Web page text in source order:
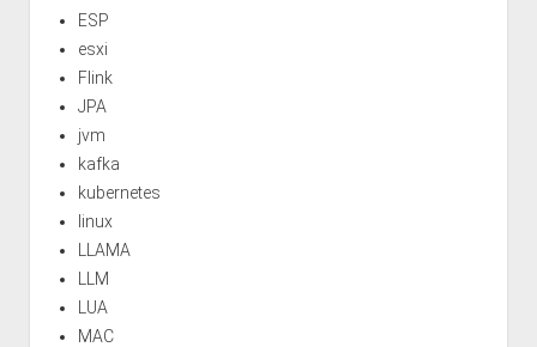
ESP
esxi
Flink
JPA
jvm
kafka
kubernetes
linux
LLAMA
LLM
LUA
MAC